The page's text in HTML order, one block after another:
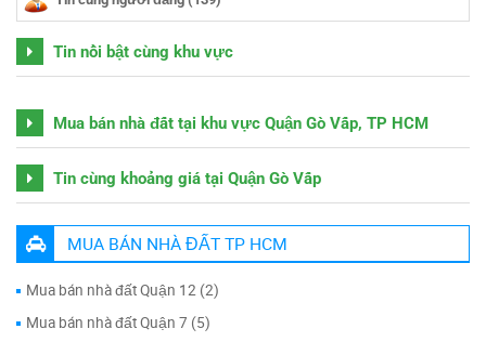
Tin nổi bật cùng khu vực
Mua bán nhà đất tại khu vực Quận Gò Vấp, TP HCM
Tin cùng khoảng giá tại Quận Gò Vấp
MUA BÁN NHÀ ĐẤT TP HCM
Mua bán nhà đất Quận 12 (2)
Mua bán nhà đất Quận 7 (5)